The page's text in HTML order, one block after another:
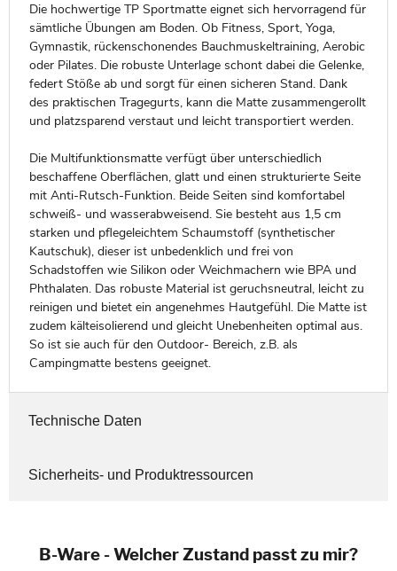
Die hochwertige TP Sportmatte eignet sich hervorragend für
sämtliche Übungen am Boden. Ob Fitness, Sport, Yoga,
Gymnastik, rückenschonendes Bauchmuskeltraining, Aerobic
oder Pilates. Die robuste Unterlage schont dabei die Gelenke,
federt Stöße ab und sorgt für einen sicheren Stand. Dank
des praktischen Tragegurts, kann die Matte zusammengerollt
und platzsparend verstaut und leicht transportiert werden.
Die Multifunktionsmatte verfügt über unterschiedlich
beschaffene Oberflächen, glatt und einen strukturierte Seite
mit Anti-Rutsch-Funktion. Beide Seiten sind komfortabel
schweiß- und wasserabweisend. Sie besteht aus 1,5 cm
starken und pflegeleichtem Schaumstoff (synthetischer
Kautschuk), dieser ist unbedenklich und frei von
Schadstoffen wie Silikon oder Weichmachern wie BPA und
Phthalaten. Das robuste Material ist geruchsneutral, leicht zu
reinigen und bietet ein angenehmes Hautgefühl. Die Matte ist
zudem kälteisolierend und gleicht Unebenheiten optimal aus.
So ist sie auch für den Outdoor- Bereich, z.B. als
Campingmatte bestens geeignet.
Technische Daten
Sicherheits- und Produktressourcen
B-Ware - Welcher Zustand passt zu mir?